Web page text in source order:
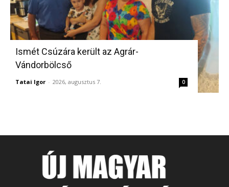
Ismét Csúzára került az Agrár-
Vándorbölcső
Tatai Igor - 2026, augusztus 7. 0